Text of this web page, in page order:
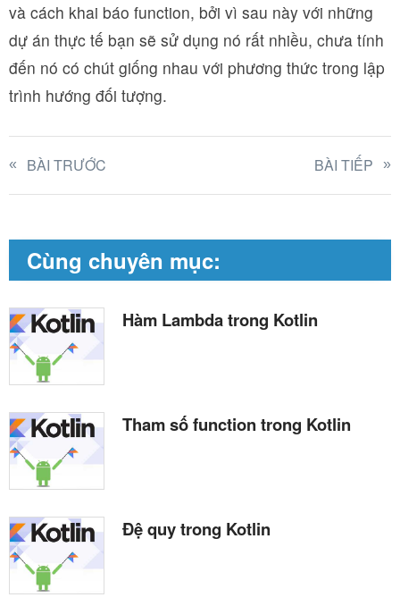
và cách khai báo function, bởi vì sau này với những
dự án thực tế bạn sẽ sử dụng nó rất nhiều, chưa tính
đến nó có chút giống nhau với phương thức trong lập
trình hướng đối tượng.
BÀI TRƯỚC BÀI TIẾP
Cùng chuyên mục:
Hàm Lambda trong Kotlin
Tham số function trong Kotlin
Đệ quy trong Kotlin